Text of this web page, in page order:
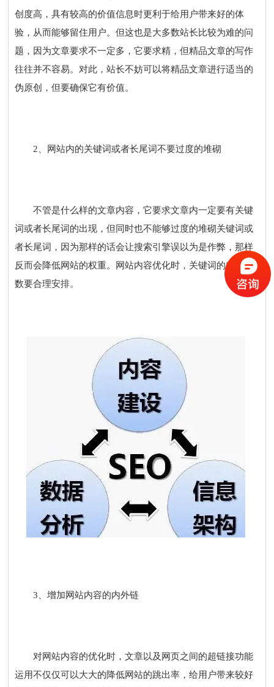
创度高，具有较高的价值信息时更利于给用户带来好的体
验，从而能够留住用户。但这也是大多数站长比较为难的问
题，因为文章要求不一定多，它要求精，但精品文章的写作
往往并不容易。对此，站长不妨可以将精品文章进行适当的
伪原创，但要确保它有价值。
2、网站内的关键词或者长尾词不要过度的堆砌
不管是什么样的文章内容，它要求文章内一定要有关键
词或者长尾词的出现，但同时也不能够过度的堆砌关键词或
者长尾词，因为那样的话会让搜索引擎误以为是作弊，那样
反而会降低网站的权重。网站内容优化时，关键词的出现次
数要合理安排。
3、增加网站内容的内外链
对网站内容的优化时，文章以及网页之间的超链接功能
运用不仅仅可以大大的降低网站的跳出率，给用户带来较好